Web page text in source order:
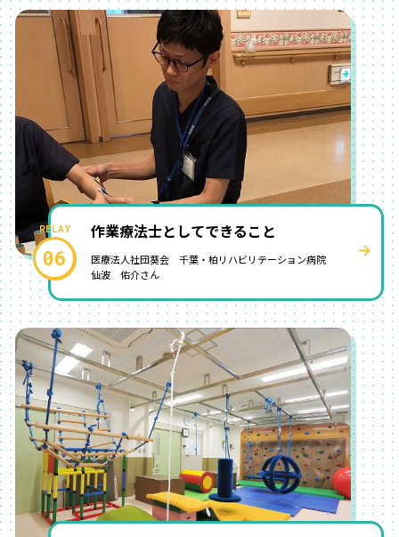
06
作業療法士としてできること
医療法人社団葵会 千葉・柏リハビリテーション病院
仙波 佑介さん